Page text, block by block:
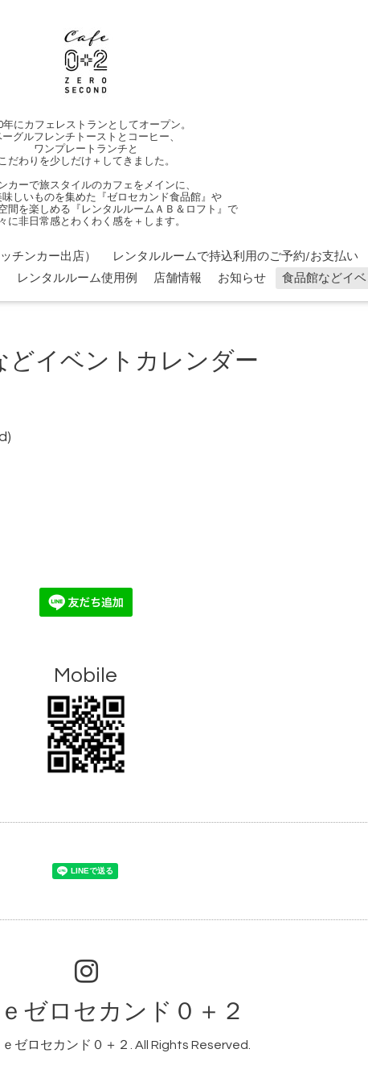
年にカフェレストランとしてオープン。
ーグルフレンチトーストとコーヒー、
ワンプレートランチと
こだわりを少しだけ＋してきました。
カーで旅スタイルのカフェをメインに、
しいものを集めた『ゼロセカンド食品館』や
間を楽しめる『レンタルルームＡＢ＆ロフト』で
に非日常感とわくわく感を＋します。
チンカー出店）
レンタルルームで持込利用のご予約/お支払い
レンタルルーム使用例 店舗情報 お知らせ 食品館などイ
どイベントカレンダー
Mobile
ゼロセカンド０＋２
ｅゼロセカンド０＋２ . All Rights Reserved.